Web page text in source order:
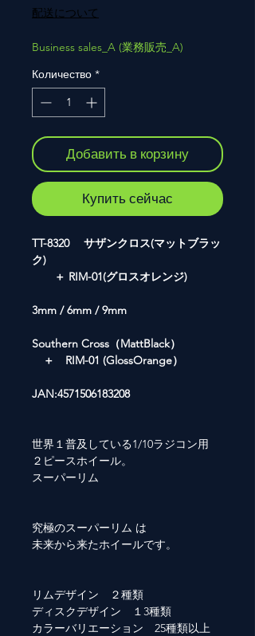
配送について
Business sales_A (業務販売_A)
Количество *
Добавить в корзину
Купить сейчас
TT-8320 サザンクロス(マットブラッ
ク)
＋ RIM-01(グロスオレンジ)
3mm / 6mm / 9mm
Southern Cross（MattBlack）
＋ RIM-01 (GlossOrange）
JAN:4571506183208
世界１普及している1/10ラジコン用
２ピースホイール。
スーパーリム
究極のスーパーリム は
未来から来たホイールです。
リムデザイン ２種類
ディスクデザイン １3種類
カラーバリエーション 25種類以上